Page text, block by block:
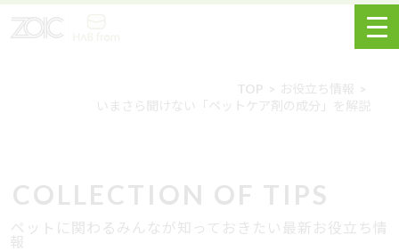
TOP
お役立ち情報
いまさら聞けない「ペットケア剤の成分」を解説
COLLECTION OF TIPS
ペットに関わるみんなが知っておきたい最新お役立ち情
報